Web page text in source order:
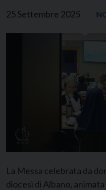
25 Settembre 2025
La Messa celebrata da
diocesi di Albano,